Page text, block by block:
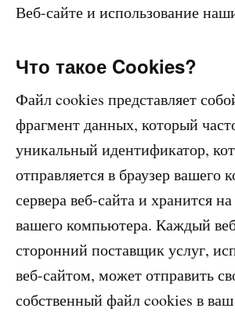
Веб-сайте и использование
Что такое Cookies?
Файл cookies представляет
фрагмент данных, который
уникальный идентификатор,
отправляется в браузер вашего
сервера веб-сайта и хранится
вашего компьютера. Каждый
сторонний поставщик услуг,
веб-сайтом, может отправить
собственный файл cookies в ваш